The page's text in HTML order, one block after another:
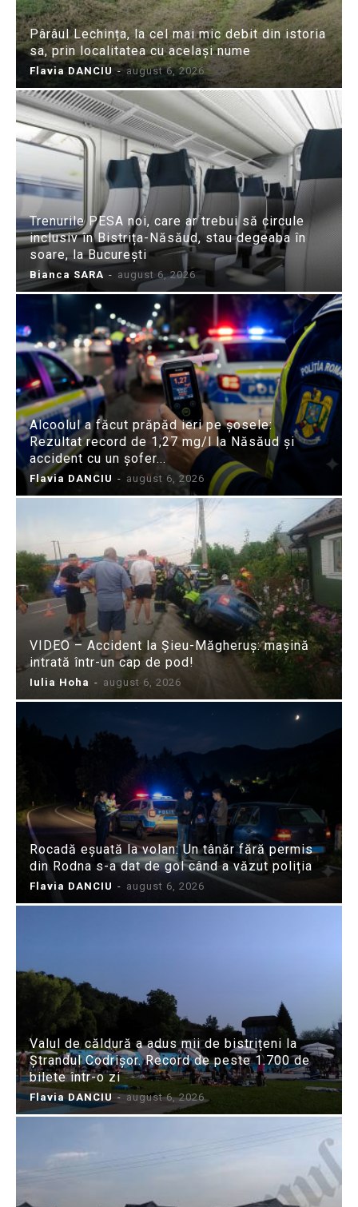
Pârâul Lechința, la cel mai mic debit din istoria
sa, prin localitatea cu același nume
Flavia DANCIU - august 6, 2026
Trenurile PESA noi, care ar trebui să circule
inclusiv în Bistrița-Năsăud, stau degeaba în
soare, la București
Bianca SARA - august 6, 2026
Alcoolul a făcut prăpăd ieri pe șosele:
Rezultat record de 1,27 mg/l la Năsăud și
accident cu un șofer...
Flavia DANCIU - august 6, 2026
VIDEO – Accident la Șieu-Măgheruș: mașină
intrată într-un cap de pod!
Iulia Hoha - august 6, 2026
Rocadă eșuată la volan: Un tânăr fără permis
din Rodna s-a dat de gol când a văzut poliția
Flavia DANCIU - august 6, 2026
Valul de căldură a adus mii de bistrițeni la
Ștrandul Codrișor. Record de peste 1.700 de
bilete într-o zi
Flavia DANCIU - august 6, 2026